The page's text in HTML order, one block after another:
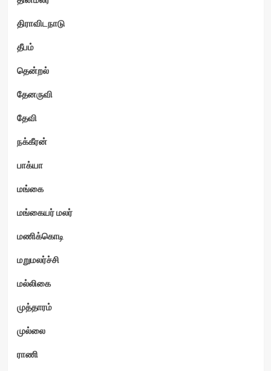
திராவிடநாடு
தீபம்
தென்றல்
தேனருவி
தேவி
நக்கீரன்
பாக்யா
மங்கை
மங்கையர் மலர்
மணிக்கொடி
மறுமலர்ச்சி
மல்லிகை
முத்தாரம்
முல்லை
ராணி